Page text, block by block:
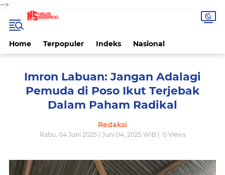
-->
Home Terpopuler Indeks Nasional
Imron Labuan: Jangan Adalagi
Pemuda di Poso Ikut Terjebak
Dalam Paham Radikal
Redaksi
Rabu, 04 Juni 2025 | Juni 04, 2025 WIB | 0Views